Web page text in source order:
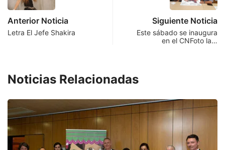
Anterior Noticia
Letra El Jefe Shakira
Siguiente Noticia
Este sábado se inaugura
en el CNFoto la…
Noticias Relacionadas